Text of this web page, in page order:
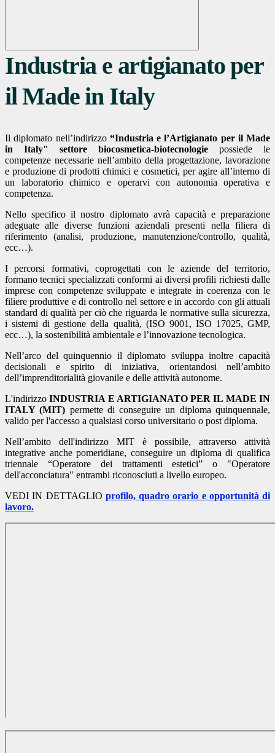
Industria e artigianato per
il Made in Italy
Il diplomato nell’indirizzo “Industria e l’Artigianato per il Made
in Italy" settore biocosmetica-biotecnologie possiede le
competenze necessarie nell’ambito della progettazione, lavorazione
e produzione di prodotti chimici e cosmetici, per agire all’interno di
un laboratorio chimico e operarvi con autonomia operativa e
competenza.
Nello specifico il nostro diplomato avrà capacità e preparazione
adeguate alle diverse funzioni aziendali presenti nella filiera di
riferimento (analisi, produzione, manutenzione/controllo, qualità,
ecc…).
I percorsi formativi, coprogettati con le aziende del territorio,
formano tecnici specializzati conformi ai diversi profili richiesti dalle
imprese con competenze sviluppate e integrate in coerenza con le
filiere produttive e di controllo nel settore e in accordo con gli attuali
standard di qualità per ciò che riguarda le normative sulla sicurezza,
i sistemi di gestione della qualità, (ISO 9001, ISO 17025, GMP,
ecc…), la sostenibilità ambientale e l’innovazione tecnologica.
Nell’arco del quinquennio il diplomato sviluppa inoltre capacità
decisionali e spirito di iniziativa, orientandosi nell’ambito
dell’imprenditorialità giovanile e delle attività autonome.
L'indirizzoINDUSTRIA E ARTIGIANATO PER IL MADE IN
ITALY (MIT) permette di conseguire un diploma quinquennale,
valido per l'accesso a qualsiasi corso universitario o post diploma.
Nell’ambito dell'indirizzo MIT è possibile, attraverso attività
integrative anche pomeridiane, conseguire un diploma di qualifica
triennale “Operatore dei trattamenti estetici” o "Operatore
dell'acconciatura" entrambi riconosciuti a livello europeo.
VEDI IN DETTAGLIO profilo, quadro orario e opportunità di
lavoro.